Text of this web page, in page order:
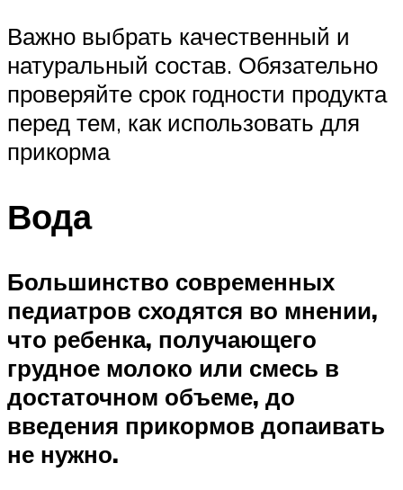
Важно выбрать качественный и
натуральный состав. Обязательно
проверяйте срок годности продукта
перед тем, как использовать для
прикорма
Вода
Большинство современных
педиатров сходятся во мнении,
что ребенка, получающего
грудное молоко или смесь в
достаточном объеме, до
введения прикормов допаивать
не нужно.